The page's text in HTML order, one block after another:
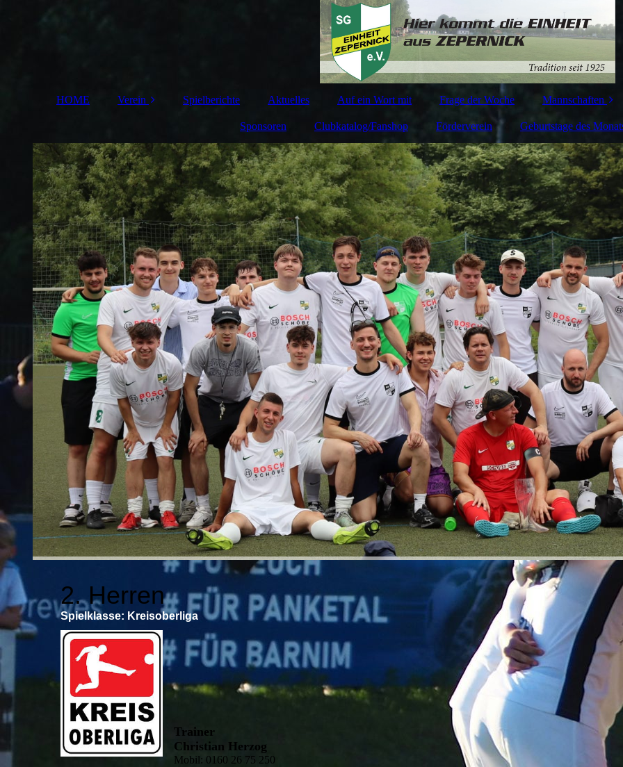
HOME Verein
Vorstand
Vorstand Intern
Satzung
Anträge
Trainerleitfaden
Unser Sportplatz
Anfahrt
Spielberichte Aktuelles Auf ein Wort mit Frage der Woche Mannschaften
1. Herren
2. Herren
3. Herren
A Junioren
B Junioren
C1 Junioren
C2 Junioren
C3 Junioren
C4 Junioren
D1 Junioren
D2 Junioren
D3 Junioren
E1 Junioren
E2 Junioren
E3 Junioren
F1 Junioren
F2 Junioren
F3 Junioren
G Junioren
Ü35
Ü40
Sponsoren Clubkatalog/Fanshop Förderverein Geburtstage des
2. Herren
Spielklasse: Kreisoberliga
Trainer
Christian Herzog
Mobil: 0160 26 75 250